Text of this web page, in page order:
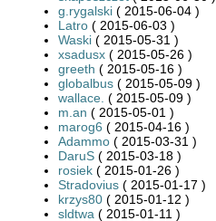
g.rygalski ( 2015-06-04 )
Latro ( 2015-06-03 )
Waski ( 2015-05-31 )
xsadusx ( 2015-05-26 )
greeth ( 2015-05-16 )
globalbus ( 2015-05-09 )
wallace. ( 2015-05-09 )
m.an ( 2015-05-01 )
marog6 ( 2015-04-16 )
Adammo ( 2015-03-31 )
DaruS ( 2015-03-18 )
rosiek ( 2015-01-26 )
Stradovius ( 2015-01-17 )
krzys80 ( 2015-01-12 )
sldtwa ( 2015-01-11 )